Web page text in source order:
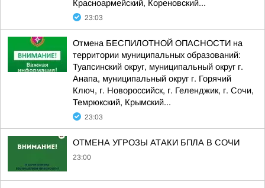
Красноармейский, Кореновский...
23:03
Отмена БЕСПИЛОТНОЙ ОПАСНОСТИ на
территории муниципальных образований:
Туапсинский округ, муниципальный округ г.
Анапа, муниципальный округ г. Горячий
Ключ, г. Новороссийск, г. Геленджик, г. Сочи,
Темрюкский, Крымский...
23:03
ОТМЕНА УГРОЗЫ АТАКИ БПЛА В СОЧИ
23:00